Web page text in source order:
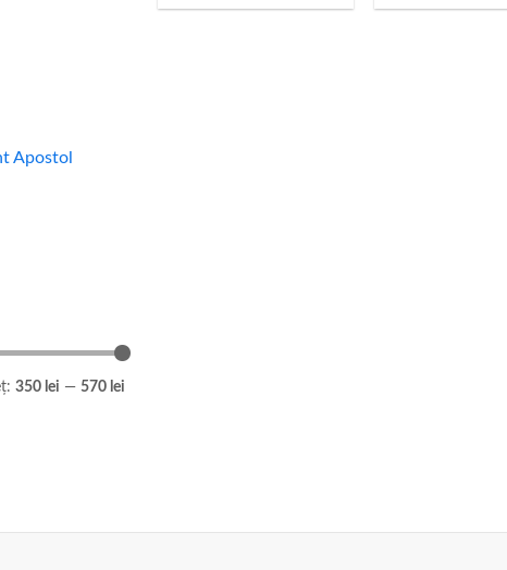
Apostol
350 lei — 570 lei